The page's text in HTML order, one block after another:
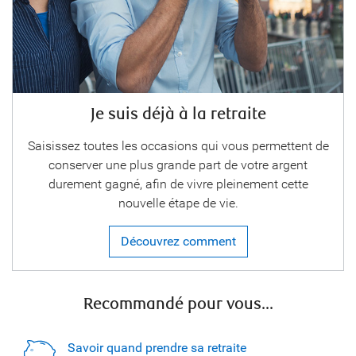
Je suis déjà à la retraite
Saisissez toutes les occasions qui vous permettent de
conserver une plus grande part de votre argent
durement gagné, afin de vivre pleinement cette
nouvelle étape de vie.
Découvrez comment
Recommandé pour vous...
Savoir quand prendre sa retraite